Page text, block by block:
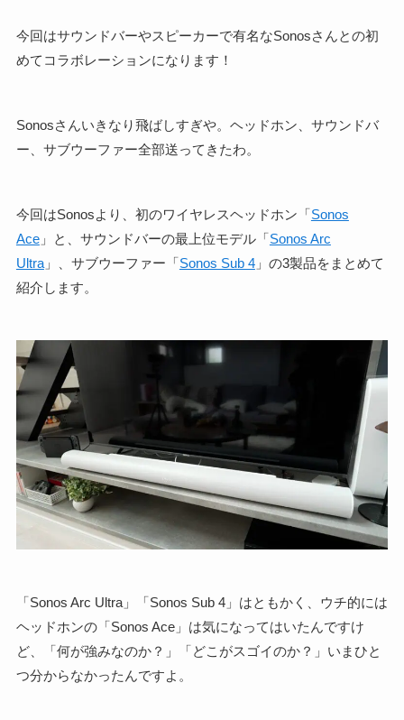
今回はサウンドバーやスピーカーで有名なSonosさんとの初
めてコラボレーションになります！
Sonosさんいきなり飛ばしすぎや。ヘッドホン、サウンドバ
ー、サブウーファー全部送ってきたわ。
今回はSonosより、初のワイヤレスヘッドホン「Sonos
Ace」と、サウンドバーの最上位モデル「Sonos Arc
Ultra」、サブウーファー「Sonos Sub 4」の3製品をまとめて
紹介します。
「Sonos Arc Ultra」「Sonos Sub 4」はともかく、ウチ的には
ヘッドホンの「Sonos Ace」は気になってはいたんですけ
ど、「何が強みなのか？」「どこがスゴイのか？」いまひと
つ分からなかったんですよ。